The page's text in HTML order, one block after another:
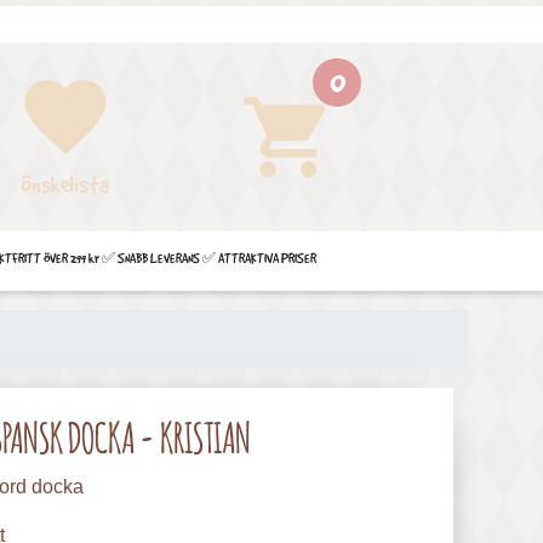
favorite
Önskelista shopping_cart
0
ÖVER 299 kr ✅ SNABB LEVERANS ✅ ATTRAKTIVA PRISER
DOCKA - KRISTIAN
docka